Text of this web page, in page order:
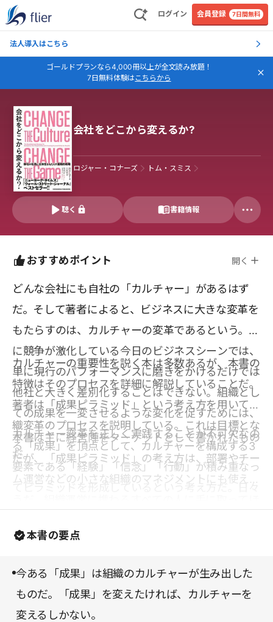
ログイン 会員登録 7日間無料
法人導入はこちら
ゴールドプランなら4,000冊以上が全文読み放題！
7日無料体験はこちらから
会社をどこから変えるか?
ロジャー・コナーズ トム・スミス
聴く 書籍情報
おすすめポイント 開く
どんな会社にも自社の「カルチャー」があるはず
だ。そして著者によると、ビジネスに大きな変革を
もたらすのは、カルチャーの変革であるという。特
に競争が激化している今日のビジネスシーンでは、
単に現行のパフォーマンスに磨きをかけるだけでは
他社と大きく差別化することはできない。組織とし
ての成果を一変させるような変化を促すためには、
カルチャー変革を正しく実践することが不可欠なの
だ。
カルチャーの重要性を説く本は多数あるが、本書の
特徴はそのプロセスを詳細に解説していることだ。
著者は「成果ピラミッド」という考え方を用いて組
織変革のプロセスを説明している。これは目標とな
る「成果」を頂点として、カルチャーを構成する3
要素である「経験」「信念」「行動」が積み重なっ
の社員の「経験」が「こうあるべき」という「信
念」を育み、その「信念」が主体的な「行動」を生
すのは、社員一人ひとりが主体的に考え、行動する
「アカウンタビリティ・カルチャー」だ。このアカ
ウンタビリティ・カルチャーを構築するためには
本書は主に経営陣をターゲットとして書かれたもの
だが、「成果ピラミッド」の考え方は、部署やチー
ム運営などの小さな組織のマネジメントにも使えそ
本書の要点
今ある「成果」は組織のカルチャーが生み出した
ものだ。「成果」を変えたければ、カルチャーを
変えるしかない。